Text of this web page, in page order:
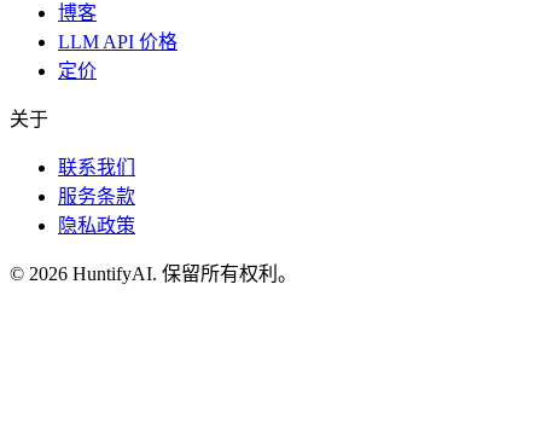
博客
LLM API 价格
定价
关于
联系我们
服务条款
隐私政策
© 2026 HuntifyAI. 保留所有权利。